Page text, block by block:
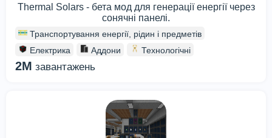
Thermal Solars - бета мод для генерації енергії через
сонячні панелі.
Транспортування енергії, рідин і предметів
Електрика
Аддони Технологічні
2M завантажень